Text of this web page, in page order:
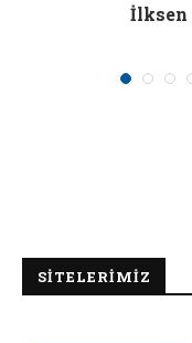
İlksen
SİTELERİMİZ